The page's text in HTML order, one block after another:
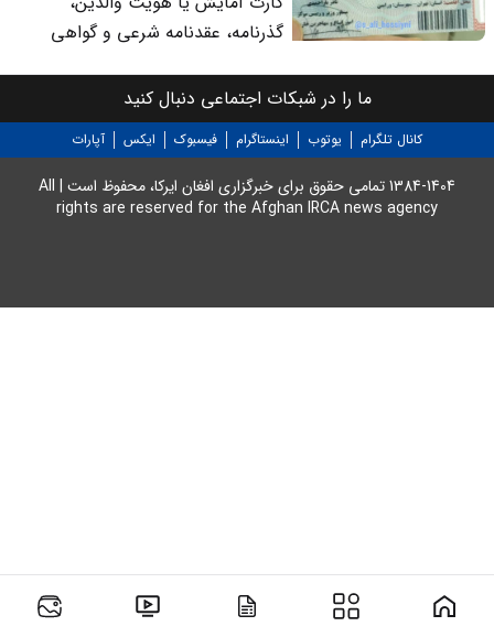
گذرنامه، عقدنامه شرعی و گواهی
برای تشکیل پرونده است. همچنین در
صورت نداشتن گواهی ولادت، ارائه
عکس پدر، مادر و فرزند به همراه
معرفی نامه آزمایش DNA الزامی
خواهد بود.
ما را در شبکات اجتماعی دنبال کنید
کانال تلگرام یوتوب اینستاگرام فیسبوک ایکس آپارات
1384-1404 تمامی حقوق برای خبرگزاری افغان ایرکا، محفوظ است | All
rights are reserved for the Afghan IRCA news agency